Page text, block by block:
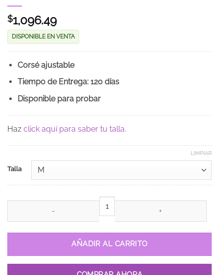
$1,096.49
DISPONIBLE EN VENTA
Corsé ajustable
Tiempo de Entrega: 120 días
Disponible para probar
Haz click aquí para saber tu talla.
Talla
LIMPIAR
Vestido de 15 años Giss Morado cantidad
AÑADIR AL CARRITO